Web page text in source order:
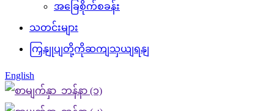
အခြေစိုက်စခန်း
သတင်းများ
ကြှနျုပျတို့ကိုဆကျသှယျရနျ
English